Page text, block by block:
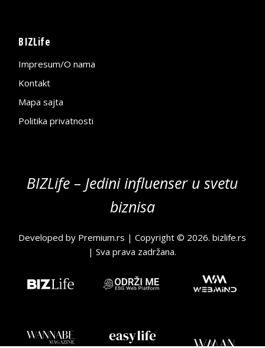
BIZLife
Impresum/O nama
Kontakt
Mapa sajta
Politika privatnosti
BIZLife – Jedini influenser u svetu
biznisa
Developed by Premium.rs | Copyright © 2026.bizlife.rs
| Sva prava zadržana.